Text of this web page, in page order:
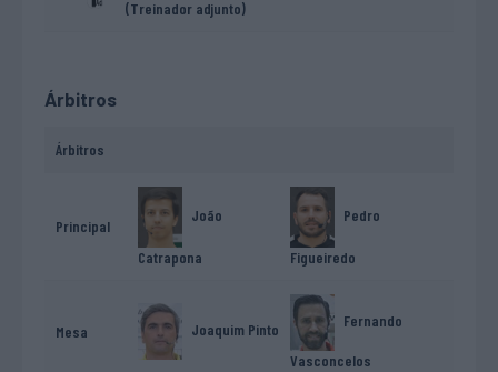
(Treinador adjunto)
Árbitros
Árbitros
Principal
João
Catrapona
Pedro
Figueiredo
Mesa Joaquim Pinto Fernando
Vasconcelos